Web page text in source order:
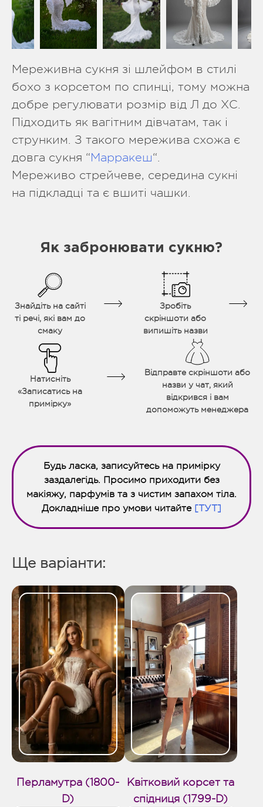
Мереживна сукня зі шлейфом в стилі
бохо з корсетом по спинці, тому можна
добре регулювати розмір від Л до ХС.
Підходить як вагітним дівчатам, так і
струнким. З такого мережива схожа є
довга сукня “Марракеш“.
Мереживо стрейчеве, середина сукні
на підкладці та є вшиті чашки.
Як забронювати сукню?
Знайдіть на сайті
ті речі, які вам до
смаку
Зробіть
скріншоти або
випишіть назви
Натисніть
«Записатись на
примірку»
Відправте скріншоти або
назви у чат, який
відкрився і вам
допоможуть менеджера
Будь ласка, записуйтесь на примірку
заздалегідь. Просимо приходити без
макіяжу, парфумів та з чистим запахом тіла.
Докладніше про умови читайте [ТУТ]
Ще варіанти:
Перламутра (1800-
D)
Квітковий корсет та
спідниця (1799-D)